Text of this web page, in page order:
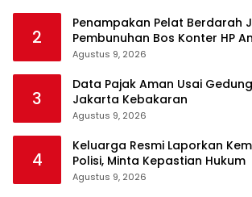
2
Penampakan Pelat Berdarah
Pembunuhan Bos Konter HP
Agustus 9, 2026
3
Data Pajak Aman Usai
Jakarta Kebakaran
Agustus 9, 2026
4
Keluarga Resmi Laporkan
Polisi, Minta Kepastian Hukum
Agustus 9, 2026